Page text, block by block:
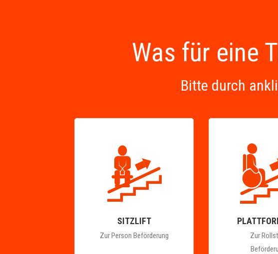
Was für eine
Bitte durch
SITZLIFT
Zur Person Beförderung
Zur